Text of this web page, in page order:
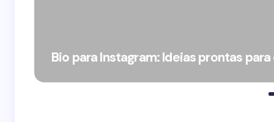
Bio para Instagram: Ideias prontas